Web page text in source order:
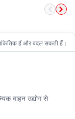
हैं और बदल सकती हैं।
वाहन उद्योग से